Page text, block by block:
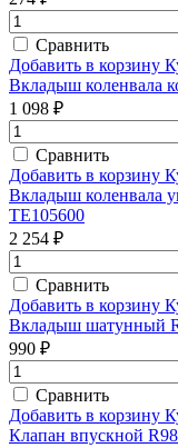
Сравнить
Добавить в корзину
Вкладыш коленвала
1 098 ₽
Сравнить
Добавить в корзину
Вкладыш коленвала
TE105600
2 254 ₽
Сравнить
Добавить в корзину
Вкладыш шатунный
990 ₽
Сравнить
Добавить в корзину
Клапан впускной